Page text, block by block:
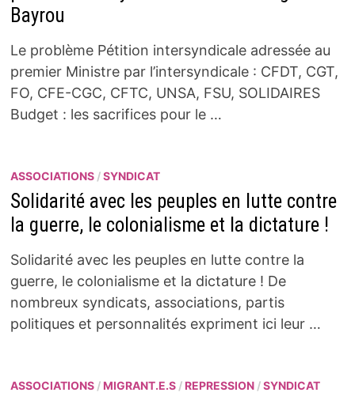
Bayrou
Le problème Pétition intersyndicale adressée au
premier Ministre par l’intersyndicale : CFDT, CGT,
FO, CFE-CGC, CFTC, UNSA, FSU, SOLIDAIRES
Budget : les sacrifices pour le …
ASSOCIATIONS/SYNDICAT
Solidarité avec les peuples en lutte contre
la guerre, le colonialisme et la dictature !
Solidarité avec les peuples en lutte contre la
guerre, le colonialisme et la dictature ! De
nombreux syndicats, associations, partis
politiques et personnalités expriment ici leur …
ASSOCIATIONS/ MIGRANT.E.S/ REPRESSION/SYNDICAT